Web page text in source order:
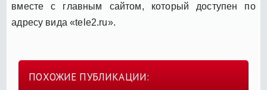
вместе с главным сайтом, который доступен по
адресу вида «tele2.ru».
ПОХОЖИЕ ПУБЛИКАЦИИ: